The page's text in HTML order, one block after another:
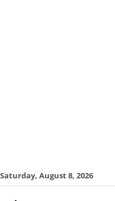
Saturday, August 8, 2026